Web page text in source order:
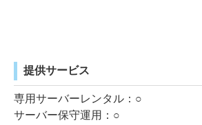
提供サービス
専用サーバーレンタル：○
サーバー保守運用：○